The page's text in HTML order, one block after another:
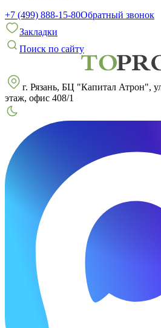
+7 (499) 888-15-80Обратный звонок
Закладки
Поиск по сайту
г. Рязань, БЦ "Капитал Атрон",
этаж, офис 408/1